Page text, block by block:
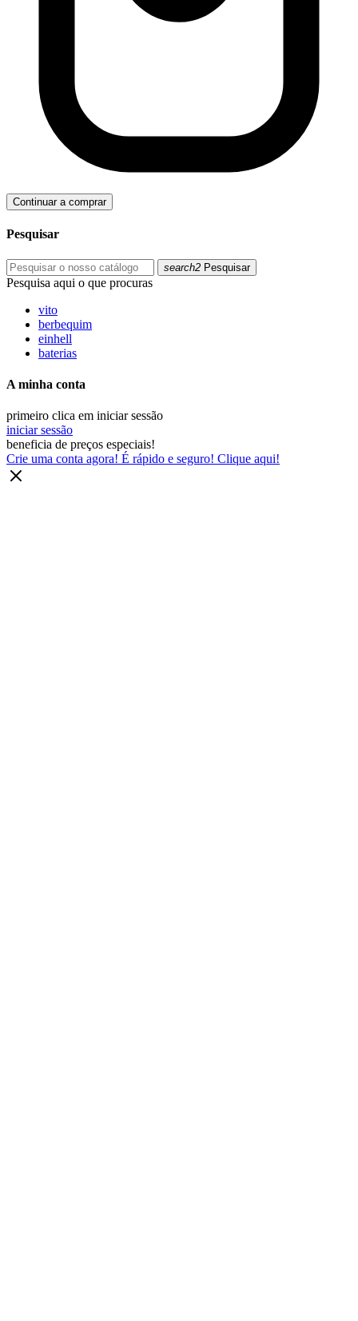
Continuar a comprar
Pesquisar
search2 Pesquisar
Pesquisa aqui o que procuras
vito
berbequim
einhell
baterias
A minha conta
primeiro clica em iniciar sessão
iniciar sessão
beneficia de preços especiais!
Crie uma conta agora! É rápido e seguro! Clique aqui!